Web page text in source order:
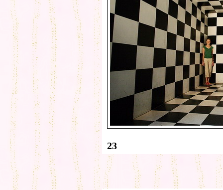
23